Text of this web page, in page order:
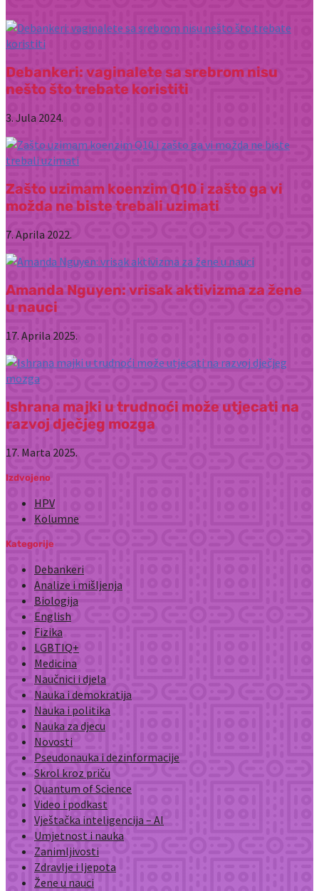
Debankeri: vaginalete sa srebrom nisu
nešto što trebate koristiti
3. Jula 2024.
Zašto uzimam koenzim Q10 i zašto ga vi
možda ne biste trebali uzimati
7. Aprila 2022.
Amanda Nguyen: vrisak aktivizma za žene
u nauci
17. Aprila 2025.
Ishrana majki u trudnoći može utjecati na
razvoj dječjeg mozga
17. Marta 2025.
Izdvojeno
HPV
Kolumne
Kategorije
Debankeri
Analize i mišljenja
Biologija
English
Fizika
LGBTIQ+
Medicina
Naučnici i djela
Nauka i demokratija
Nauka i politika
Nauka za djecu
Novosti
Pseudonauka i dezinformacije
Skrol kroz priču
Quantum of Science
Video i podkast
Vještačka inteligencija – AI
Umjetnost i nauka
Zanimljivosti
Zdravlje i ljepota
Žene u nauci